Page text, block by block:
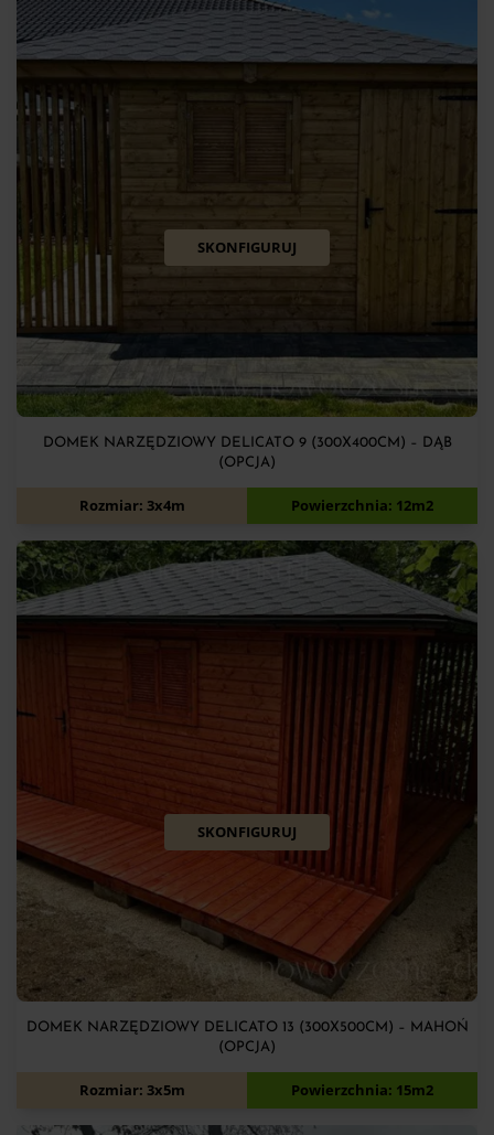
SKONFIGURUJ
DOMEK NARZĘDZIOWY DELICATO 9 (300X400CM) – DĄB
(OPCJA)
7 900zł
Rozmiar: 3x4m Powierzchnia: 12m2
SKONFIGURUJ
DOMEK NARZĘDZIOWY DELICATO 13 (300X500CM) – MAHOŃ
(OPCJA)
10 720zł
Rozmiar: 3x5m Powierzchnia: 15m2